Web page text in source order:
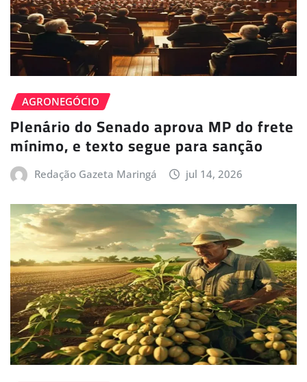
AGRONEGÓCIO
Plenário do Senado aprova MP do frete
mínimo, e texto segue para sanção
Redação Gazeta Maringá jul 14, 2026